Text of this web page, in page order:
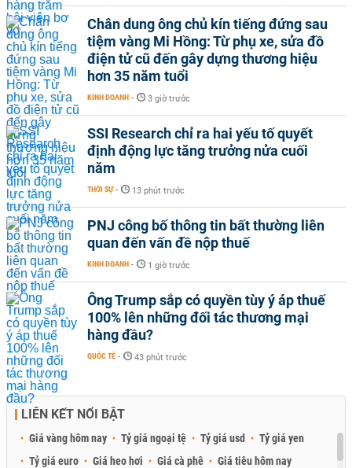
Chân dung ông chủ kín tiếng đứng sau
tiệm vàng Mi Hồng: Từ phụ xe, sửa đồ
điện tử cũ đến gây dựng thương hiệu
hơn 35 năm tuổi
KINH DOANH - 3 giờ trước
SSI Research chỉ ra hai yếu tố quyết
định động lực tăng trưởng nửa cuối
năm
THỜI SỰ - 13 phút trước
PNJ công bố thông tin bất thường liên
quan đến vấn đề nộp thuế
KINH DOANH - 1 giờ trước
Ông Trump sắp có quyền tùy ý áp thuế
100% lên những đối tác thương mại
hàng đầu?
QUỐC TẾ - 43 phút trước
LIÊN KẾT NỔI BẬT
Giá vàng hôm nay Tỷ giá ngoại tệ Tỷ giá usd
Tỷ giá yen
Tỷ giá euro
Giá heo hơi Giá cà phê
Giá tiêu hôm nay